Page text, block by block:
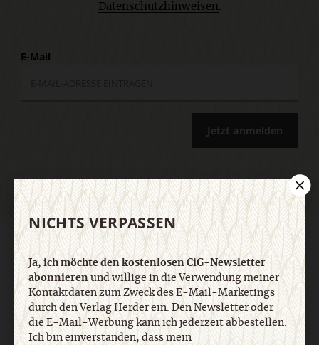
Datenschutzhinweisen .
E-Mail
Jetzt anmelden
AGB und Widerrufsbelehrung Datenschutz
Barrierefreiheit
Impressum
Vertrag widerrufen Abo online kündigen
NICHTS VERPASSEN
Ja, ich möchte den kostenlosen CiG-Newsletter
abonnierenund willige in die Verwendung meiner
Kontaktdaten zum Zweck des E-Mail-Marketings
durch den Verlag Herder ein. Den Newsletter oder
die E-Mail-Werbung kann ich jederzeit abbestellen.
Ich bin einverstanden, dass mein